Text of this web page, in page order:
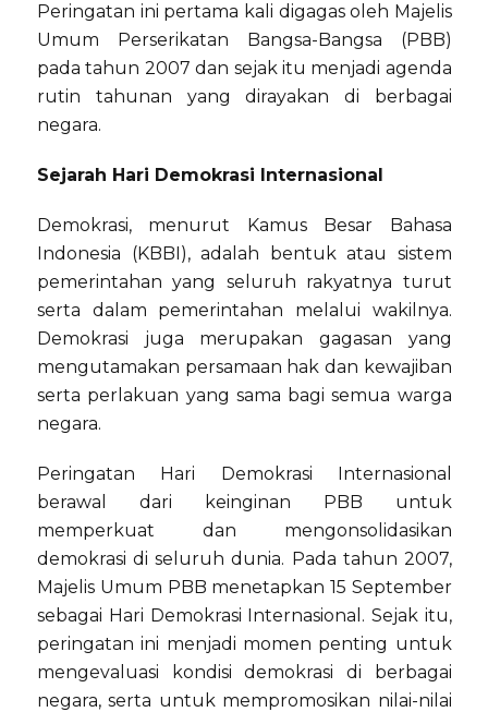
Peringatan ini pertama kali digagas oleh Majelis
Umum Perserikatan Bangsa-Bangsa (PBB)
pada tahun 2007 dan sejak itu menjadi agenda
rutin tahunan yang dirayakan di berbagai
negara.
Sejarah Hari Demokrasi Internasional
Demokrasi, menurut Kamus Besar Bahasa
Indonesia (KBBI), adalah bentuk atau sistem
pemerintahan yang seluruh rakyatnya turut
serta dalam pemerintahan melalui wakilnya.
Demokrasi juga merupakan gagasan yang
mengutamakan persamaan hak dan kewajiban
serta perlakuan yang sama bagi semua warga
negara.
Peringatan Hari Demokrasi Internasional
berawal dari keinginan PBB untuk
memperkuat dan mengonsolidasikan
demokrasi di seluruh dunia. Pada tahun 2007,
Majelis Umum PBB menetapkan 15 September
sebagai Hari Demokrasi Internasional. Sejak itu,
peringatan ini menjadi momen penting untuk
mengevaluasi kondisi demokrasi di berbagai
negara, serta untuk mempromosikan nilai-nilai